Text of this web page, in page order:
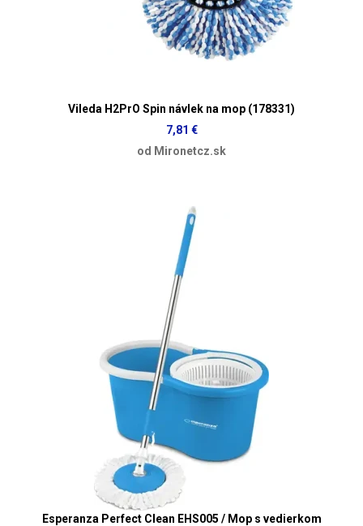
Vileda H2PrO Spin návlek na mop (178331)
7,81 €
od Mironetcz.sk
Esperanza Perfect Clean EHS005 / Mop s vedierkom